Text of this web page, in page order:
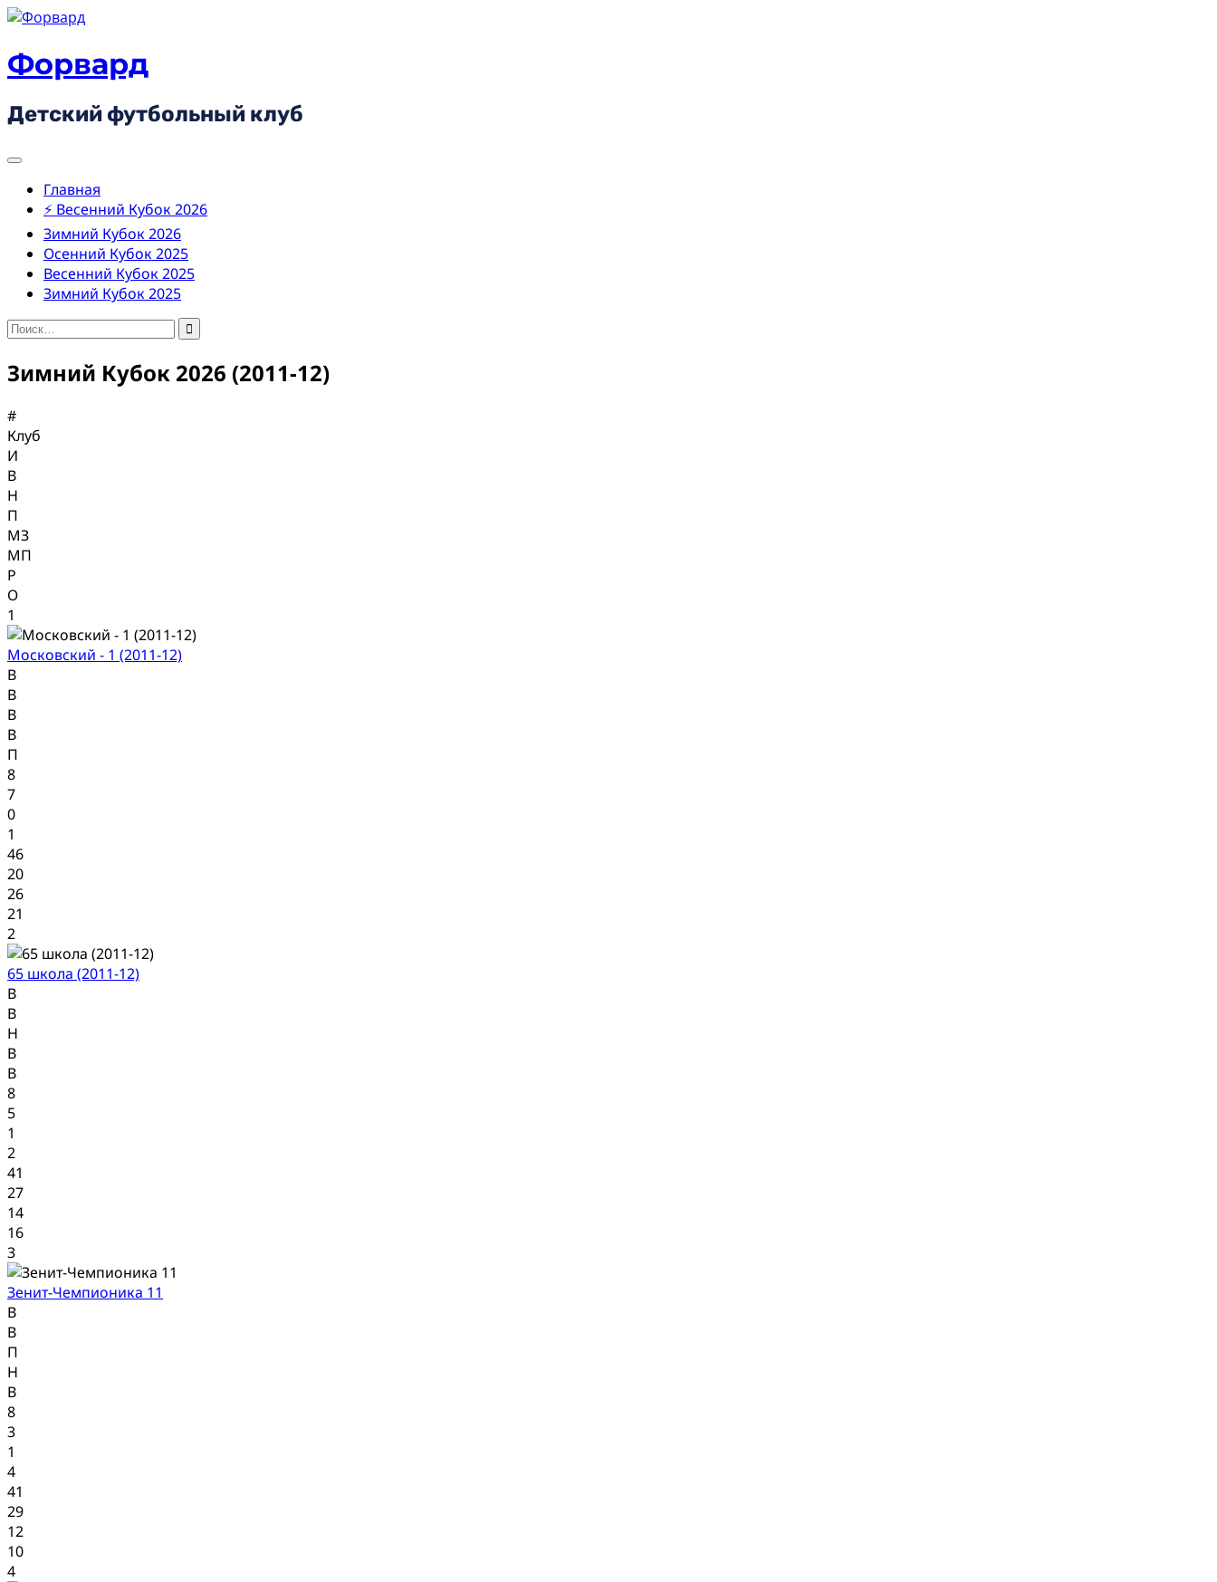
Skip
content
Форвард
Детский футбольный клуб
Главная
⚡ Весенний Кубок 2026
Зимний Кубок 2026
Осенний Кубок 2025
Весенний Кубок 2025
Зимний Кубок 2025
Найти:
Зимний Кубок 2026 (2011-12)
#
Клуб
И
В
Н
П
МЗ
МП
Р
О
1
Московский - 1 (2011-12)
В
В
В
В
П
8
7
0
1
46
20
26
21
2
65 школа (2011-12)
В
В
Н
В
В
8
5
1
2
41
27
14
16
3
Зенит-Чемпионика 11
В
В
П
Н
В
8
3
1
4
41
29
12
10
4